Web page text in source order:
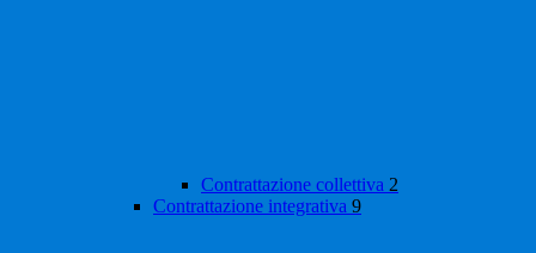
Contrattazione collettiva 2
Contrattazione integrativa 9